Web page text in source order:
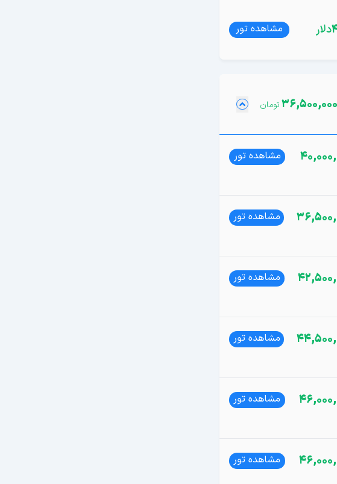
دلار مشاهده تور
36,500,000
مشاهده تور
مشاهده تور
مشاهده تور
مشاهده تور
مشاهده تور
مشاهده تور